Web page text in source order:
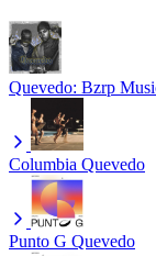
Quevedo: Bzrp
Columbia Quevedo
Punto G Quevedo